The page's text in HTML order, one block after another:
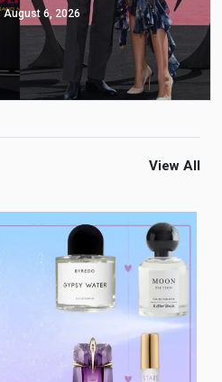
August 6, 2026
View All